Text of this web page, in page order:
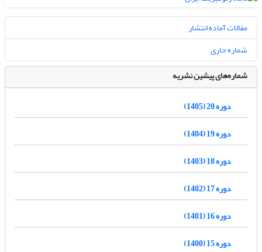
مقالات آماده انتشار
شماره جاری
شماره‌های پیشین نشریه
دوره 20 (1405)
دوره 19 (1404)
دوره 18 (1403)
دوره 17 (1402)
دوره 16 (1401)
دوره 15 (1400)